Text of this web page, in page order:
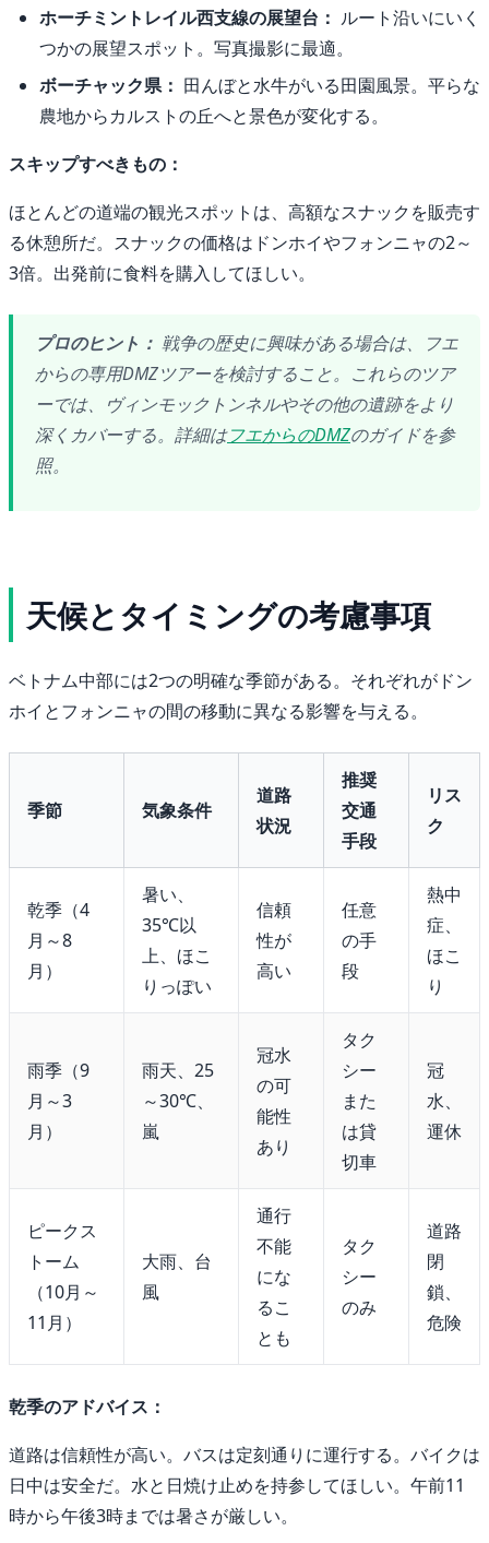
ホーチミントレイル西支線の展望台： ルート沿いにいく
つかの展望スポット。写真撮影に最適。
ボーチャック県： 田んぼと水牛がいる田園風景。平らな
農地からカルストの丘へと景色が変化する。
スキップすべきもの：
ほとんどの道端の観光スポットは、高額なスナックを販売す
る休憩所だ。スナックの価格はドンホイやフォンニャの2～
3倍。出発前に食料を購入してほしい。
プロのヒント： 戦争の歴史に興味がある場合は、フエ
からの専用DMZツアーを検討すること。これらのツア
ーでは、ヴィンモックトンネルやその他の遺跡をより
深くカバーする。詳細はフエからのDMZのガイドを参
照。
天候とタイミングの考慮事項
ベトナム中部には2つの明確な季節がある。それぞれがドン
ホイとフォンニャの間の移動に異なる影響を与える。
季節 気象条件
道路
状況
推奨
交通
手段
リス
ク
乾季（4
月～8
月）
暑い、
35℃以
上、ほこ
りっぽい
信頼
性が
高い
任意
の手
段
熱中
症、
ほこ
り
雨季（9
月～3
月）
雨天、25
～30℃、
嵐
冠水
の可
能性
あり
タク
シー
また
は貸
切車
冠
水、
運休
ピークス
トーム
（10月～
11月）
大雨、台
風
通行
不能
にな
るこ
とも
タク
シー
のみ
道路
閉
鎖、
危険
乾季のアドバイス：
道路は信頼性が高い。バスは定刻通りに運行する。バイクは
日中は安全だ。水と日焼け止めを持参してほしい。午前11
時から午後3時までは暑さが厳しい。